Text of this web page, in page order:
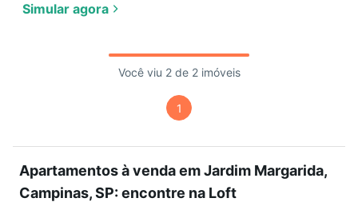
Simular agora
Você viu 2 de 2 imóveis
1
Apartamentos à venda em Jardim Margarida,
Campinas, SP: encontre na Loft